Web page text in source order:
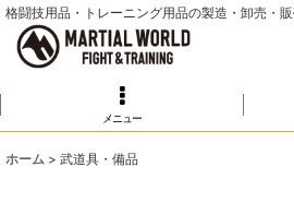
格闘技用品・トレーニング用品の製造・卸売・
メニュー
ホーム > 武道具・備品